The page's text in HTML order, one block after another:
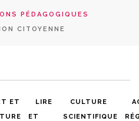
PÉDAGOGIQUES
CITOYENNE
ET
LIRE
ET
CULTURE
SCIENTIFIQUE